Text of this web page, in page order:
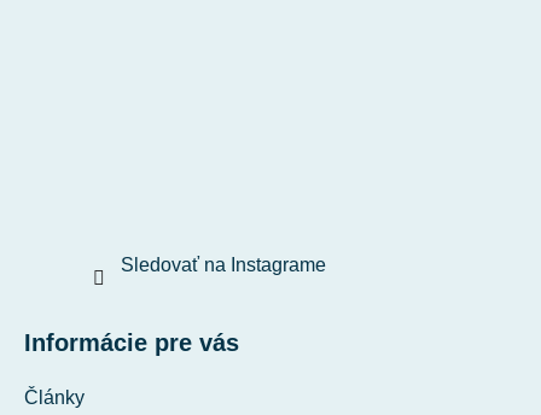
Sledovať na Instagrame
Informácie pre vás
Články